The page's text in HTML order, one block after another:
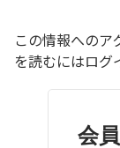
この情報へのア
を読むにはログ
会